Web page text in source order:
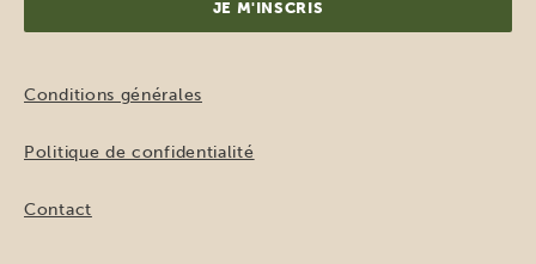
Conditions générales
Politique de confidentialité
Contact